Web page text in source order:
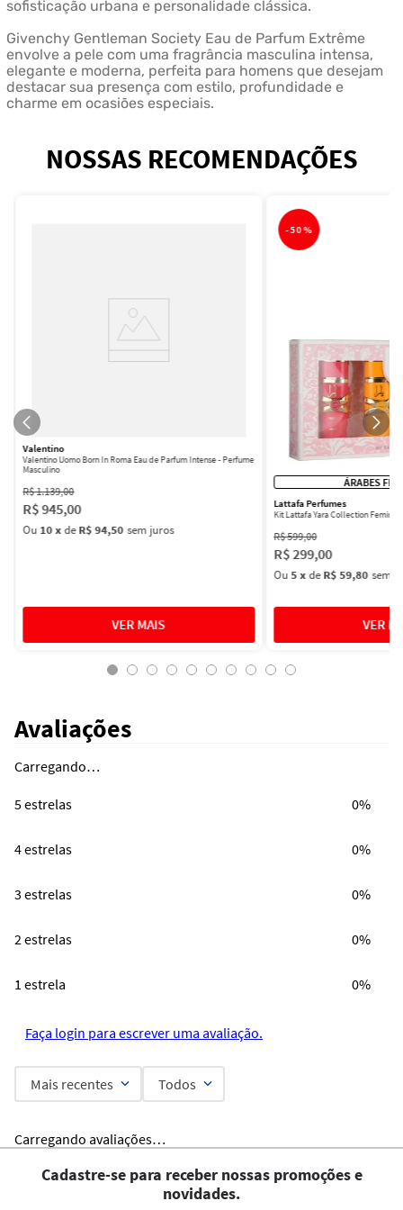
sofisticação urbana e personalidade clássica.
Givenchy Gentleman Society Eau de Parfum Extrême
envolve a pele com uma fragrância masculina intensa,
elegante e moderna, perfeita para homens que desejam
destacar sua presença com estilo, profundidade e
charme em ocasiões especiais.
NOSSAS RECOMENDAÇÕES
Valentino
Valentino Uomo Born In Roma Eau de Parfum Intense - Perfume
Masculino
R$1.139,00
R$945,00
Ou 10xdeR$ 94,50 sem juros
-50%
ÁRABES
Lattafa Perfumes
Kit Lattafa Yara Collection
R$599,00
R$ 299,00
Ou5xdeR$ 59,80 sem
Avaliações
Carregando…
5 estrelas 0%
4 estrelas 0%
3 estrelas 0%
2 estrelas 0%
1 estrela 0%
Faça login para escrever uma avaliação.
Mais recentes Todos
Carregando avaliações…
Cadastre-se para receber nossas promoções e
novidades.